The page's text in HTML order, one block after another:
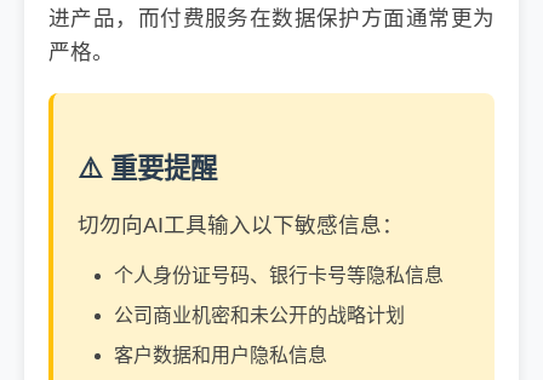
进产品，而付费服务在数据保护方面通常更为
严格。
⚠️ 重要提醒
切勿向AI工具输入以下敏感信息：
个人身份证号码、银行卡号等隐私信息
公司商业机密和未公开的战略计划
客户数据和用户隐私信息